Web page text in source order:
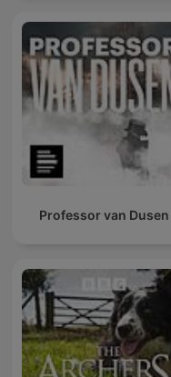
Professor van Dusen